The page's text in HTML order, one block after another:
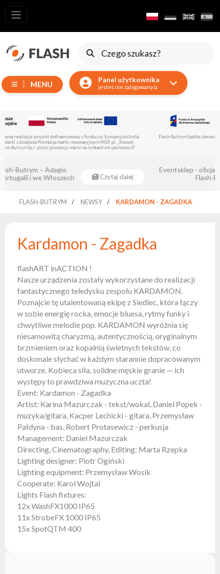
MENU Panel użytkownika
jesteś nie zalogowany/a
Wszystkie
produkty
Ruchome
Wytwornice
Oświetlenie
Lasery
Reflektory
Retro
DMX
Reflektory
Bateryjne
Archiwum
produktów
Zobacz
także
Aktualności
Portfolio
marce
flash
Regulamin
Kontakt
Kariera
Zgłoszenie
Serwisowe
Flash-Butrym Spółka Jawna realizuje projekt dofinansowany z Europejskiego Funduszu Rozwoju
Regionalnego z poddziałania 1.1.
Eventsklep - oficjalnym dystrybutorem
Flash-Butrym !
FLASH-BUTRYM
NEWSY KARDAMON - ZAGADKA
Kardamon - Zagadka
flashART inACTION !
Nasze urządzenia zostały wykorzystane do realizacji
fantastycznego teledysku zespołu KARDAMON.
Poznajcie tę utalentowaną ekipę z Siedlec, która łączy
w sobie energię rocka, emocje bluesa, rytmy funky i
chwytliwe melodie pop. KARDAMON wyróżnia się
niesamowitą charyzmą, autentycznością, oryginalnym
brzmieniem oraz kopalnią świetnych tekstów, co
doskonale słychać w każdym starannie dopracowanym
utworze. Kobieca siła, solidne męskie granie — ich
występy to prawdziwa muzyczna uczta!
Event: Kardamon - Zagadka
Artist: Karina Mazurczak - tekst/wokal, Daniel Popek -
muzyka/gitara, Kacper Lechicki - gitara, Przemysław
Pałdyna - bas, Robert Protasewicz - perkusja
Management: Daniel Mazurczak
Directing, Cinematography, Editing: Marta Rzepka
Lighting designer: Piotr Ogiński
Lighting equipment: Przemysław Wosik
Cooperate: Karol Wojtal
Lights Flash fixtures:
12x WashFX1000 IP65
11x StrobeFX 1000 IP65
15x SpotQTM 400